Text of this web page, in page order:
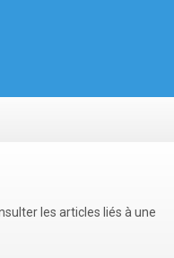
les articles liés à une